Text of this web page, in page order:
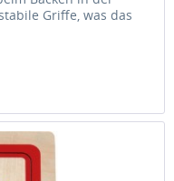
Griffe, was das